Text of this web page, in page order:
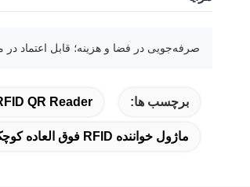
صرفه‌جویی در فضا و هزینه؛ قابل اعتماد
برچسب ها: QR Reader
ماژول خواننده RFID فوق العاده کوچک QR,ماژول خواننده RFID QR برای قفل درب